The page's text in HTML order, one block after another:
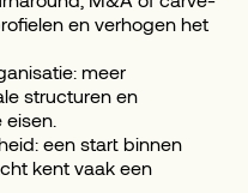
en verhogen het
meer
structuren en
een start binnen
kent vaak een